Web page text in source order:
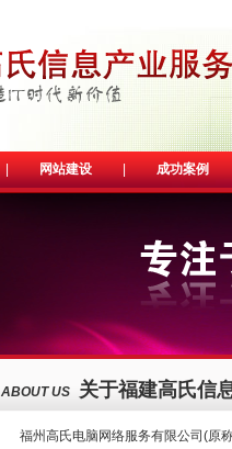
| 网站建设 | 成功案例
ABOUT US 关于福建高氏信
福州高氏电脑网络服务有限公司(原